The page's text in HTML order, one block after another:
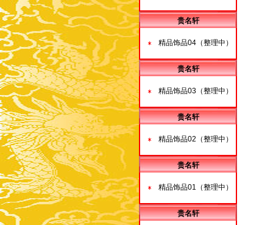
贵名轩
精品饰品04（整理中）
贵名轩
精品饰品03（整理中）
贵名轩
精品饰品02（整理中）
贵名轩
精品饰品01（整理中）
贵名轩